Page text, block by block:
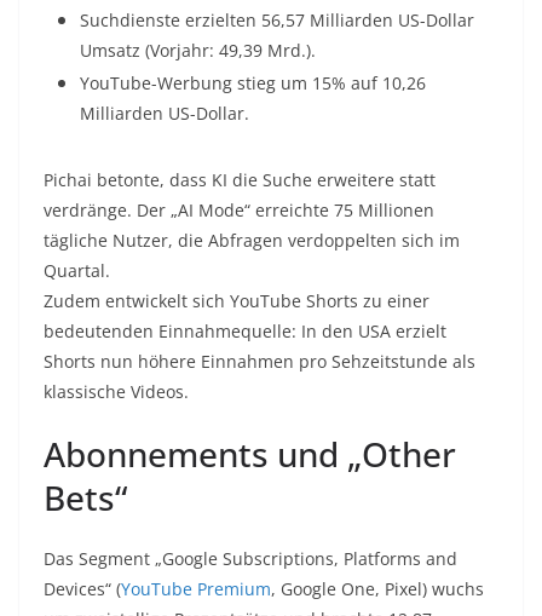
Suchdienste erzielten 56,57 Milliarden US-Dollar
Umsatz (Vorjahr: 49,39 Mrd.).
YouTube-Werbung stieg um 15% auf 10,26
Milliarden US-Dollar.
Pichai betonte, dass KI die Suche erweitere statt
verdränge. Der „AI Mode“ erreichte 75 Millionen
tägliche Nutzer, die Abfragen verdoppelten sich im
Quartal.
Zudem entwickelt sich YouTube Shorts zu einer
bedeutenden Einnahmequelle: In den USA erzielt
Shorts nun höhere Einnahmen pro Sehzeitstunde als
klassische Videos.
Abonnements und „Other
Bets“
Das Segment „Google Subscriptions, Platforms and
Devices“ (YouTube Premium, Google One, Pixel) wuchs